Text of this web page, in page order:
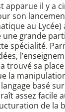
apparue il y a
son
au
grande
spécialité.
trouvé sa
la
basé
assez facile
de la